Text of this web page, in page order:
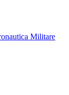
Militare